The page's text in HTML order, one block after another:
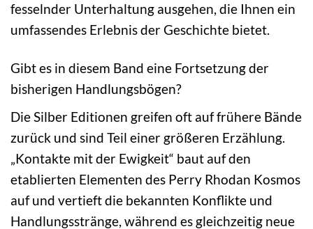
fesselnder Unterhaltung ausgehen, die Ihnen ein
umfassendes Erlebnis der Geschichte bietet.
Gibt es in diesem Band eine Fortsetzung der
bisherigen Handlungsbögen?
Die Silber Editionen greifen oft auf frühere Bände
zurück und sind Teil einer größeren Erzählung.
„Kontakte mit der Ewigkeit“ baut auf den
etablierten Elementen des Perry Rhodan Kosmos
auf und vertieft die bekannten Konflikte und
Handlungsstränge, während es gleichzeitig neue